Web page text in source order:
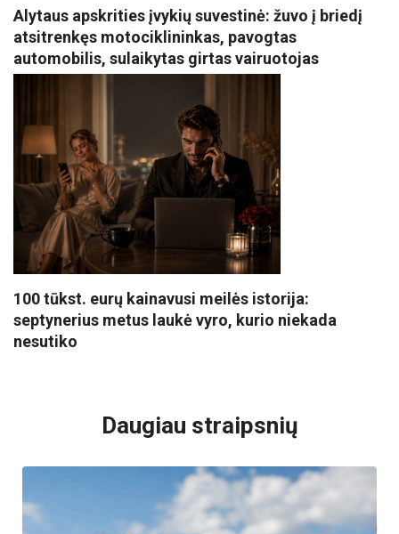
Alytaus apskrities įvykių suvestinė: žuvo į briedį
atsitrenkęs motociklininkas, pavogtas
automobilis, sulaikytas girtas vairuotojas
100 tūkst. eurų kainavusi meilės istorija:
septynerius metus laukė vyro, kurio niekada
nesutiko
Daugiau straipsnių